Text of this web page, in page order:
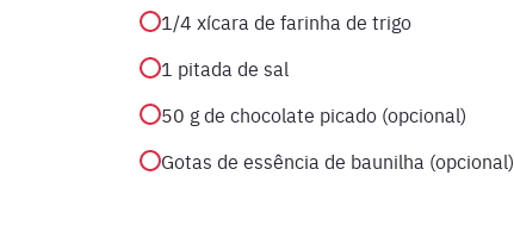
1/4 xícara de farinha de trigo
1 pitada de sal
50 g de chocolate picado (opcional)
Gotas de essência de baunilha (opcional)